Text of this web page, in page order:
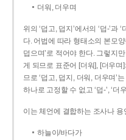
더워, 더우며
위의 ‘덥고, 덥지’에서의 ‘덥-­’과
다. 어법에 따라 형태소의 본모양
덥으며’로 적어야 한다. 그렇지
게 되므로 표준어 [더워], [더우
므로 ‘덥고, 덥지, 더워, 더우며’
하나로 고정할 수 없고 ‘덥-’, ‘더
이는 체언에 결합하는 조사나
하늘이/바다가